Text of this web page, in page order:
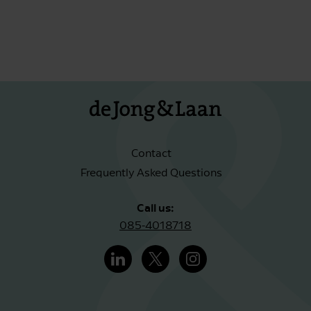
Contact
Frequently Asked Questions
Call us:
085-4018718